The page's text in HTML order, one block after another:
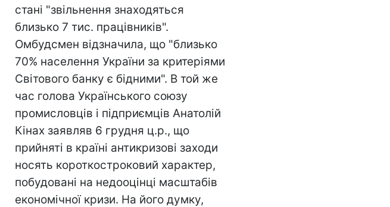
стані "звільнення знаходяться
близько 7 тис. працівників".
Омбудсмен відзначила, що "близько
70% населення України за критеріями
Світового банку є бідними". В той же
час голова Українського союзу
промисловців і підприємців Анатолій
Кінах заявляв 6 грудня ц.р., що
прийняті в країні антикризові заходи
носять короткостроковий характер,
побудовані на недооцінці масштабів
економічної кризи. На його думку,